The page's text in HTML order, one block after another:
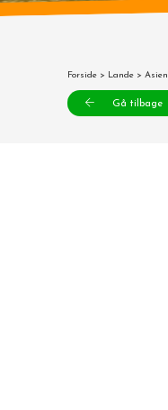
Forside > Lande > Asien
Gå tilbage